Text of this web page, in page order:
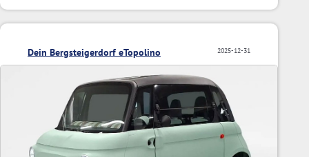
2025-12-31
Dein Bergsteigerdorf eTopolino